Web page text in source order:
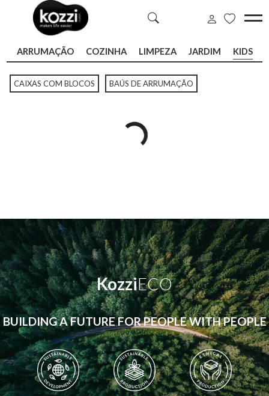
ARRUMAÇÃO COZINHA LIMPEZA JARDIM KIDS
CAIXAS COM BLOCOS BAÚS DE ARRUMAÇÃO
KozziECO
BUILDING A FUTURE FOR PEOPLE WITH PEOPLE